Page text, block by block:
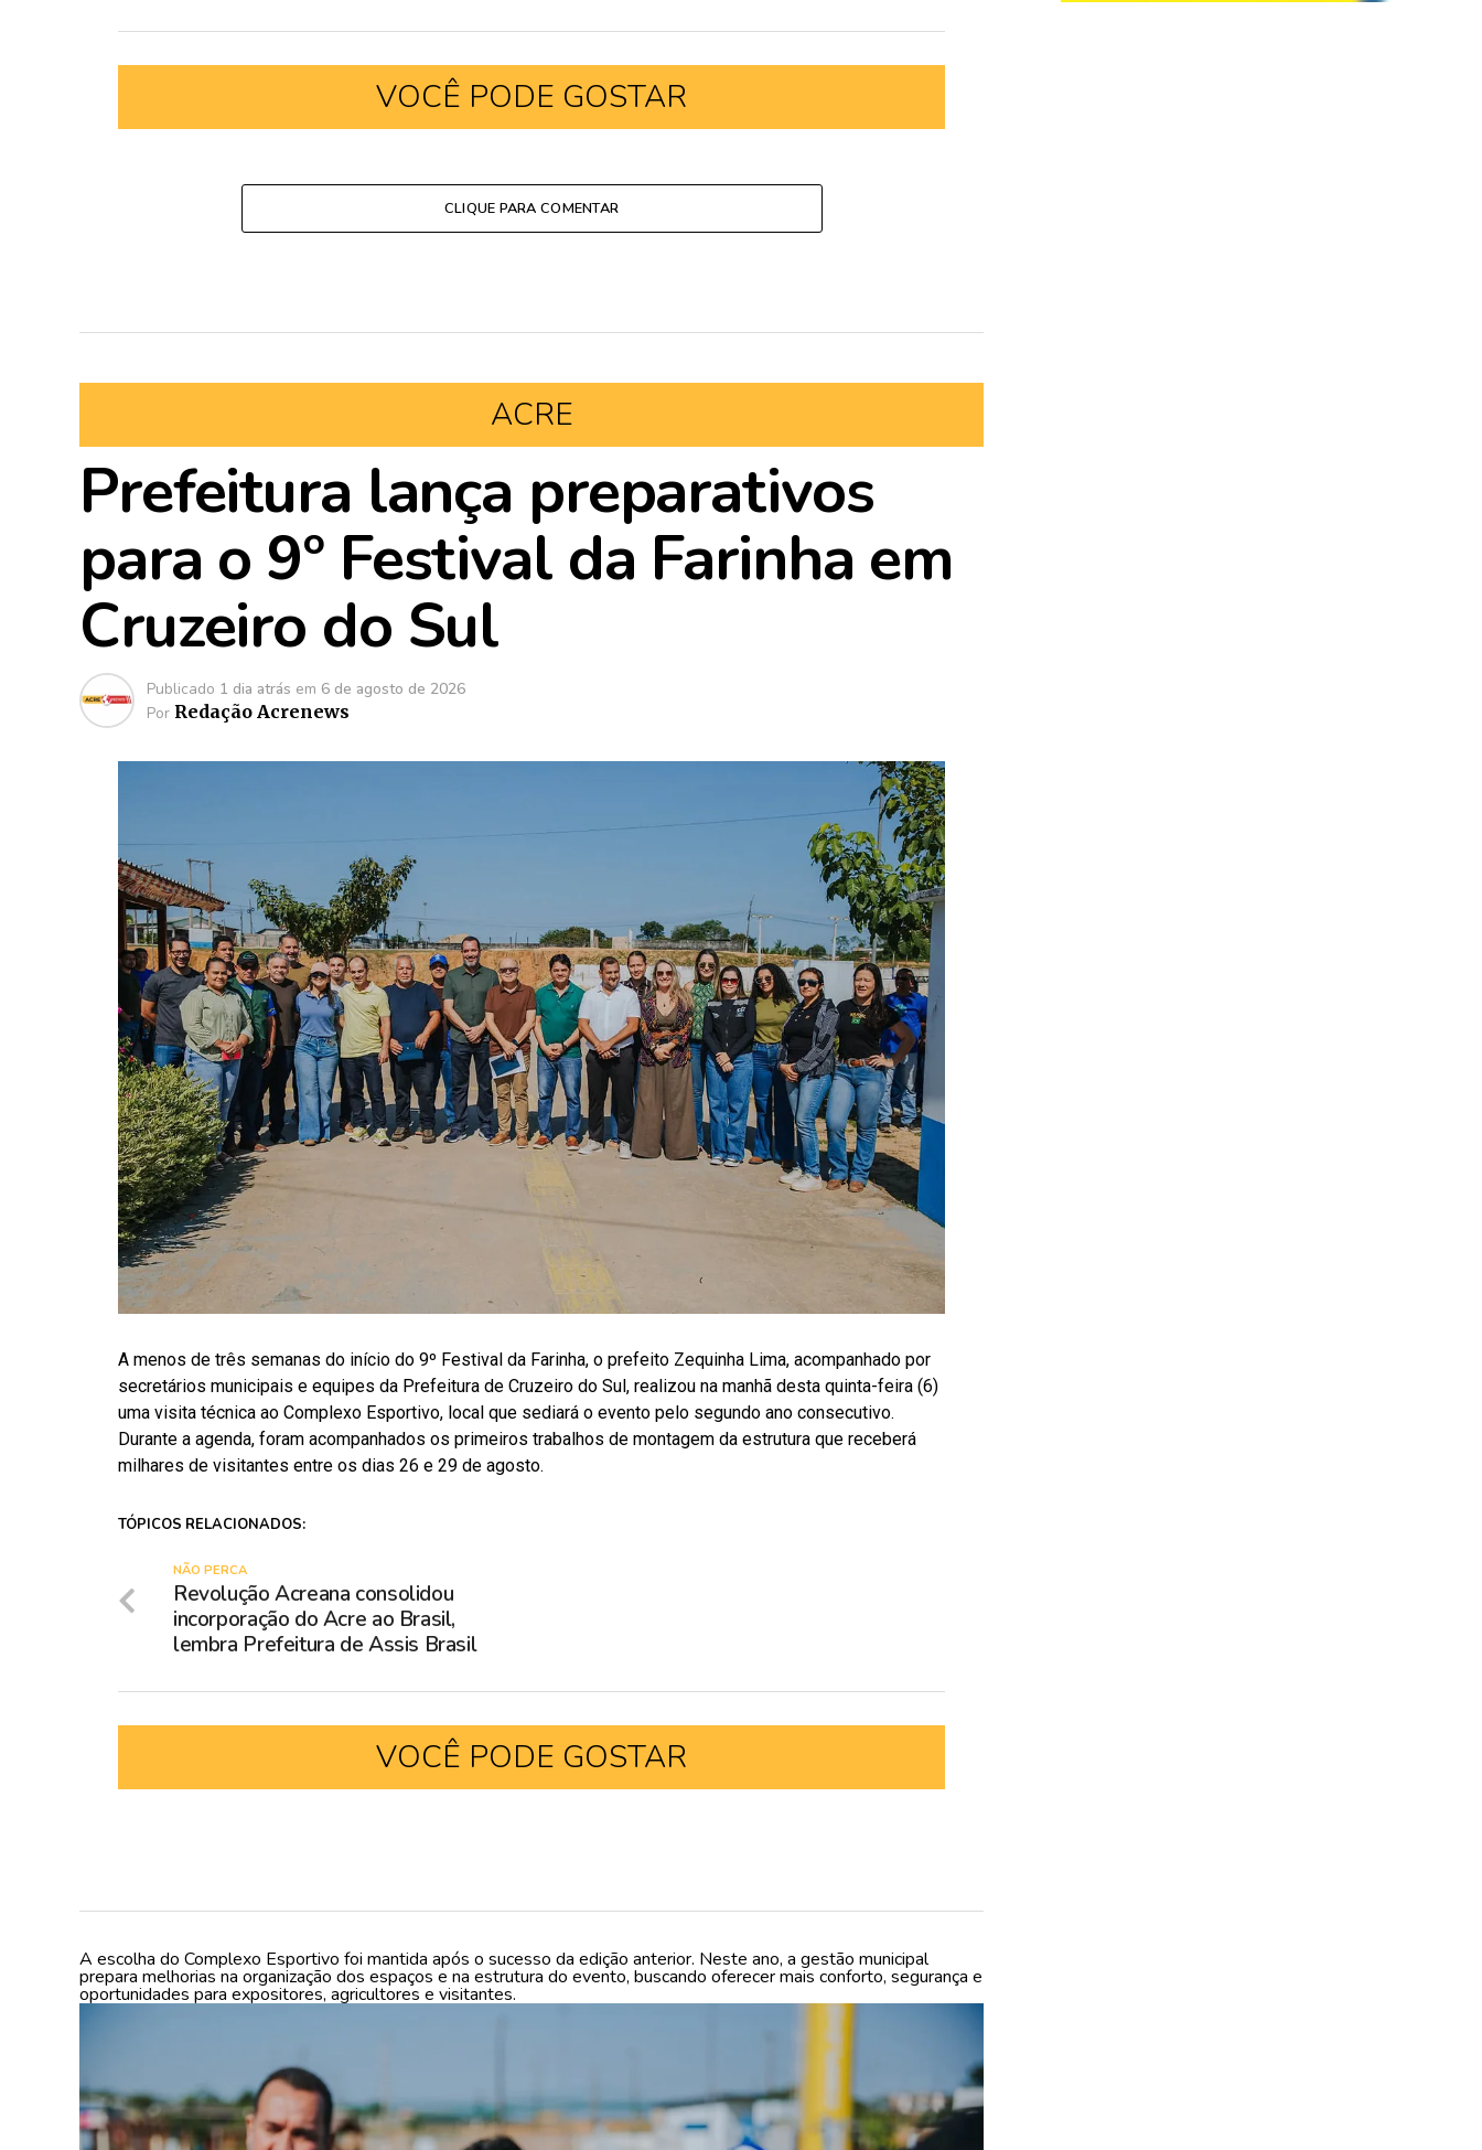
VOCÊ PODE GOSTAR
CLIQUE PARA COMENTAR
ACRE
Prefeitura lança preparativos
para o 9º Festival da Farinha em
Cruzeiro do Sul
Publicado 1 dia atrás em 6 de agosto de 2026
Por Redação Acrenews
A menos de três semanas do início do 9º Festival da Farinha, o prefeito Zequinha Lima, acompanhado por
secretários municipais e equipes da Prefeitura de Cruzeiro do Sul, realizou na manhã desta quinta-feira (6)
uma visita técnica ao Complexo Esportivo, local que sediará o evento pelo segundo ano consecutivo.
Durante a agenda, foram acompanhados os primeiros trabalhos de montagem da estrutura que receberá
milhares de visitantes entre os dias 26 e 29 de agosto.
TÓPICOS RELACIONADOS:
NÃO PERCA
Revolução Acreana consolidou
incorporação do Acre ao Brasil,
lembra Prefeitura de Assis Brasil
VOCÊ PODE GOSTAR
A escolha do Complexo Esportivo foi mantida após o sucesso da edição anterior. Neste ano, a gestão municipal
prepara melhorias na organização dos espaços e na estrutura do evento, buscando oferecer mais conforto, segurança e
oportunidades para expositores, agricultores e visitantes.